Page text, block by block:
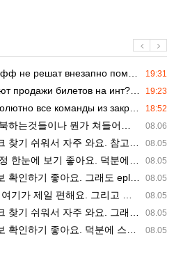
19:31
внезапно поменять. https:/…
19:23
билетов на инт? https://g…
18:52
все команды из закрытых квали…
08.06
낌새를 미리 알아차리기 위함이지 저걸 전쟁준비라고 하…
08.05
고로 무료스포츠중계 정보 확인할 때 출처 꼭 체크해요.…
08.05
분에 epl중계 볼 때 공식 중계 채널 먼저 찾아봐요. …
08.05
epl중계 볼 때 공식 중계 채널 먼저 찾아봐요. 북마크…
08.05
료스포츠중계 정보 확인할 때 출처 꼭 체크해요. 앞…
08.05
서 해외축구중계도 정식 서비스로 봐야 안전해요. 다음…
08.05
츠중계는 합법적인 경로로만 시청하려 해요. 좋은 정보…